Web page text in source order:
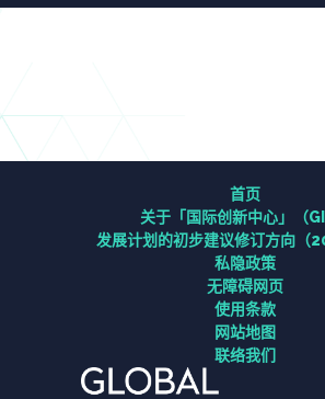
联络我们
首页
关于「国际创新中心」（
发展计划的初步建议修订方向（
私隐政策
无障碍网页
使用条款
网站地图
联络我们